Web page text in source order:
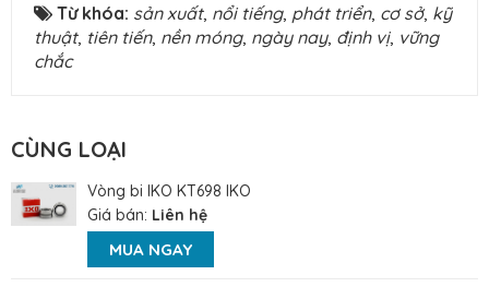
Từ khóa: sản xuất, nổi tiếng, phát triển, cơ sở, kỹ
thuật, tiên tiến, nền móng, ngày nay, định vị, vững
chắc
CÙNG LOẠI
Vòng bi IKO KT698 IKO
Giá bán: Liên hệ
MUA NGAY